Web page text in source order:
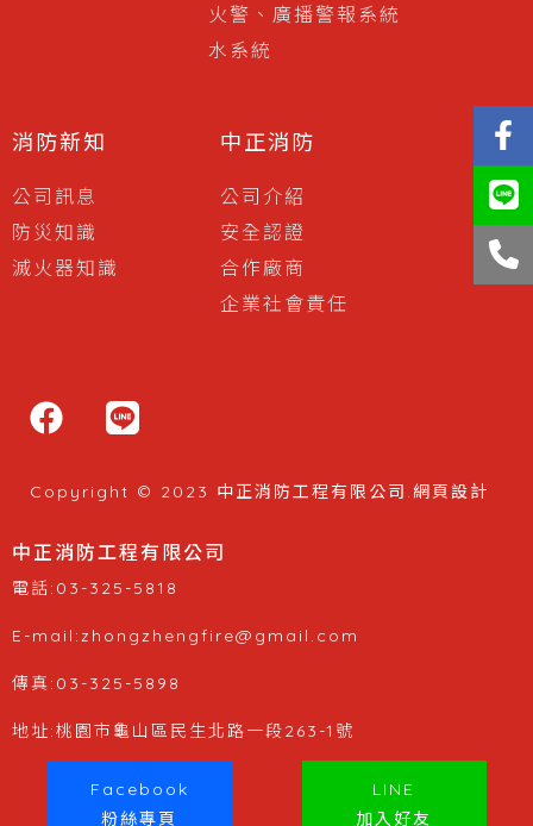
火警、廣播警報系統
水系統
消防新知
公司訊息
防災知識
滅火器知識
中正消防
公司介紹
安全認證
合作廠商
企業社會責任
Copyright © 2023 中正消防工程有限公司.網頁設計
中正消防工程有限公司
電話:03-325-5818
E-mail:zhongzhengfire@gmail.com
傳真:03-325-5898
地址:桃園市龜山區民生北路一段263-1號
Facebook
粉絲專頁
LINE
加入好友